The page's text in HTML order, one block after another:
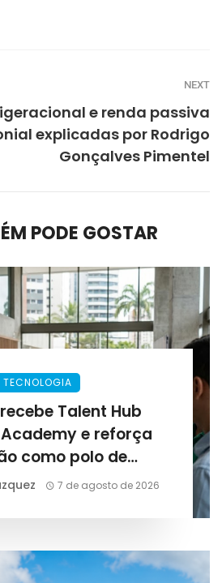
NEXT
e renda passiva
explicadas por Rodrigo
Gonçalves Pimentel
PODE GOSTAR
TECNOLOGIA
Talent Hub
Academy e reforça
como polo de
evento aproxima
7 de agosto de 2026